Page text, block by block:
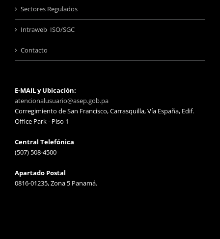
Sectores Regulados
Intraweb ISO/SGC
Contacto
E-MAIL y Ubicación:
atencionalusuario@asep.gob.pa
Corregimiento de San Francisco, Carrasquilla, Vía España, Edif.
Office Park - Piso 1
Central Telefónica
(507) 508-4500
Apartado Postal
0816-01235, Zona 5 Panamá.